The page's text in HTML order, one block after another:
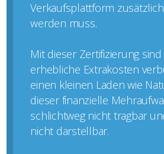
Verkaufsplattform
werden muss.
Mit dieser Zertifizierung
erhebliche Extrakosten
einen kleinen Laden wie
dieser finanzielle
schlichtweg nicht tragbar
nicht darstellbar.